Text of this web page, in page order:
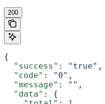
200
{
  "success"
: "true" ,
  "code"
: "0" ,
  "message"
: "" ,
  "data"
: {